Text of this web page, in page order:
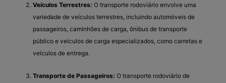
Veículos Terrestres: O transporte rodoviário envolve uma
variedade de veículos terrestres, incluindo automóveis de
passageiros, caminhões de carga, ônibus de transporte
público e veículos de carga especializados, como carretas e
veículos de entrega.
Transporte de Passageiros: O transporte rodoviário de